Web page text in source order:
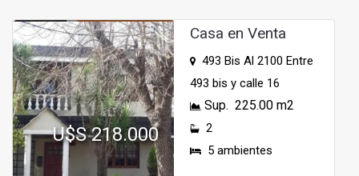
U$S 218.000
Casa en Venta
493 Bis Al 2100 Entre
493 bis y calle 16
Sup. 225.00 m2
2
5 ambientes